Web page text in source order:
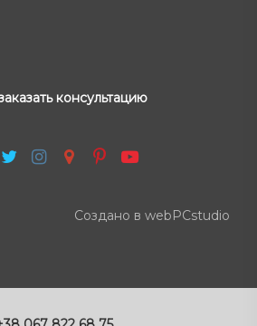
консультацию
Создано в webPCstudio